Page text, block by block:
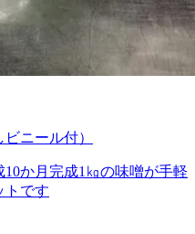
ニール付）
か月完成1㎏の味噌が手軽
トです